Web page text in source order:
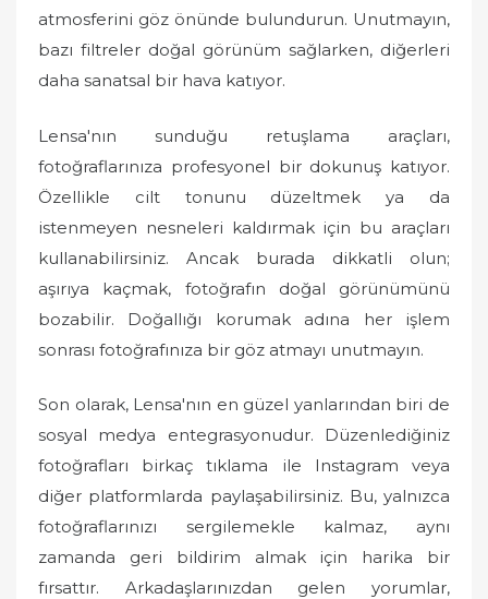
atmosferini göz önünde bulundurun. Unutmayın,
bazı filtreler doğal görünüm sağlarken, diğerleri
daha sanatsal bir hava katıyor.
Lensa'nın sunduğu retuşlama araçları,
fotoğraflarınıza profesyonel bir dokunuş katıyor.
Özellikle cilt tonunu düzeltmek ya da
istenmeyen nesneleri kaldırmak için bu araçları
kullanabilirsiniz. Ancak burada dikkatli olun;
aşırıya kaçmak, fotoğrafın doğal görünümünü
bozabilir. Doğallığı korumak adına her işlem
sonrası fotoğrafınıza bir göz atmayı unutmayın.
Son olarak, Lensa'nın en güzel yanlarından biri de
sosyal medya entegrasyonudur. Düzenlediğiniz
fotoğrafları birkaç tıklama ile Instagram veya
diğer platformlarda paylaşabilirsiniz. Bu, yalnızca
fotoğraflarınızı sergilemekle kalmaz, aynı
zamanda geri bildirim almak için harika bir
fırsattır. Arkadaşlarınızdan gelen yorumlar,